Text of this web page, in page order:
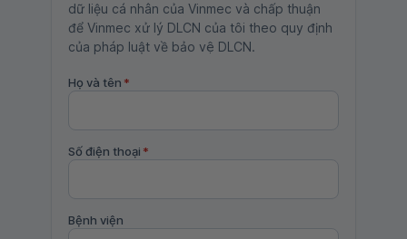
dữ liệu cá nhân của Vinmec và chấp thuận
để Vinmec xử lý DLCN của tôi theo quy định
của pháp luật về bảo vệ DLCN.
Họ và tên *
Số điện thoại *
Bệnh viện